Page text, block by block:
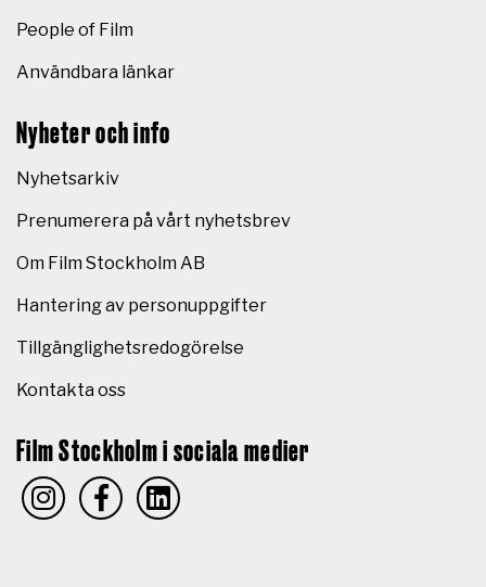
People of Film
Användbara länkar
Nyheter och info
Nyhetsarkiv
Prenumerera på vårt nyhetsbrev
Om Film Stockholm AB
Hantering av personuppgifter
Tillgänglighetsredogörelse
Kontakta oss
Film Stockholm i sociala medier